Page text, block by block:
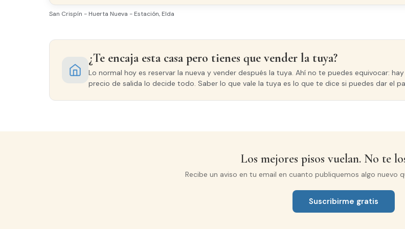
CALCULAR GASTOS DE COMPRA
San Crispín - Huerta Nueva - Estación, Elda
¿Te encaja esta casa pero tienes que vender la tuya?
Lo normal hoy es reservar la nueva y vender después la tuya. Ahí no te puedes equivocar:
precio de salida lo decide todo. Saber lo que vale la tuya es lo que te dice si puedes dar el
Los mejores pisos vuelan. No te
Recibe un aviso en tu email en cuanto publiquemos algo nuevo
Suscribirme gratis